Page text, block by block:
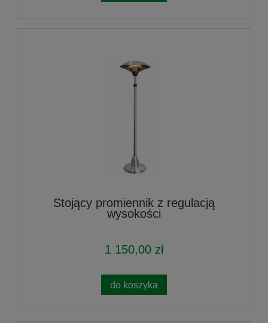
Stojący promiennik z regulacją
wysokości
1 150,00 zł
do koszyka